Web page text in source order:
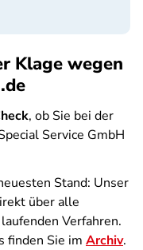
Klage wegen
, ob Sie bei der
Service GmbH
Stand: Unser
über alle
Verfahren.
finden Sie im Archiv.